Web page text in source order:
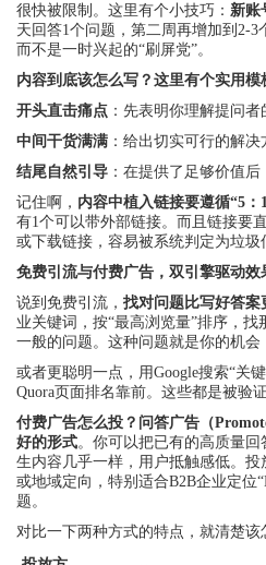
很快被限制。这里有个小技巧： 新账
天回答1个问题，第二周再增加到2-3
而不是一时兴起的“刷屏党”。
内容到底该怎么写？这里有个实用模
开头直击痛点 ：先表明你理解提问者
中间干货满满 ：给出切实可行的解
结尾自然引导 ：在提供了足够价值
记住啊， 内容中植入链接要遵循“5：
有1个可以带外部链接。而且链接要
或下载链接，容易被系统判定为垃圾
免费引流与付费广告，双引擎驱动效
说到免费引流， 找对问题比写好答案
业关键词，按“最高浏览量”排序，
一般的问题。这种问题就是你的机会
或者更聪明一点，用Google搜索“关
Quora页面排名靠前。这些都是被验
付费广告怎么投？问答广告（
好的形式。你可以把已有的高质量
生内容几乎一样，用户抵触感低。投
或地域定向，特别适合B2B企业定位
题。
对比一下两种方式的特点，就清楚该